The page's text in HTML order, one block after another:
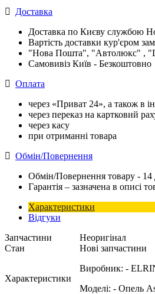
Доставка
Доставка по Києву службою
Вартість доставки кур'єром
"Нова Пошта", "Автолюкс" ,
Самовивіз Київ - Безкоштовно
Оплата
через «Приват 24», а також в
через переказ на картковий
через касу
при отриманні товара
Обмін/Повернення
Обмін/Повернення товару - 14
Гарантія – зазначена в описі
Характеристики
Відгуки
Запчастини
Неоригінал
Стан
Нові запчастини
Характеристики
Виробник: -
Моделі: - Опель